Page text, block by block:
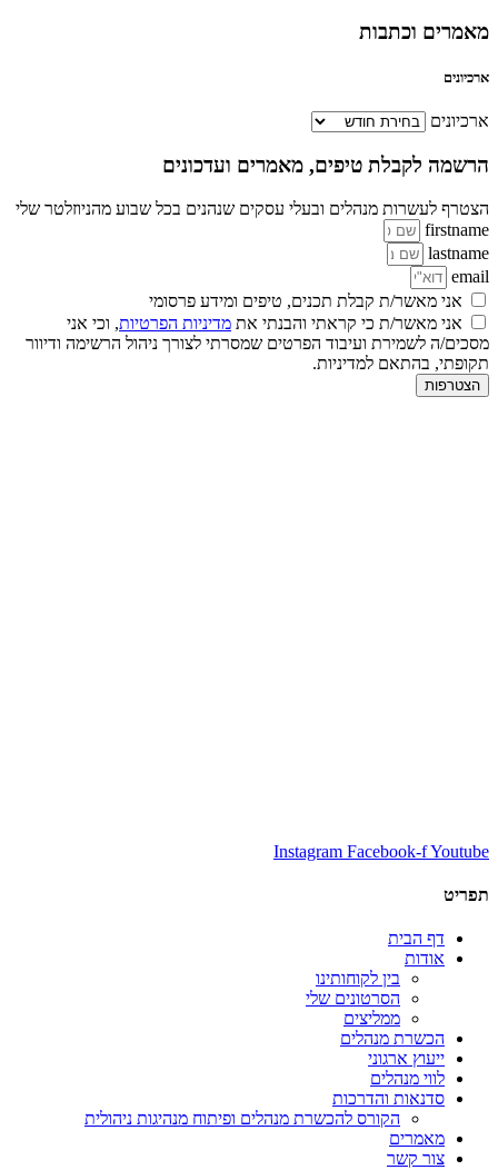
מאמרים וכתבות
ארכיונים
ארכיונים
הרשמה לקבלת טיפים, מאמרים ועדכונים
הצטרף לעשרות מנהלים ובעלי עסקים שנהנים בכל שבוע מהניוזלטר שלי
firstname
lastname
email
אני מאשר/ת קבלת תכנים, טיפים ומידע פרסומי
אני מאשר/ת כי קראתי והבנתי את מדיניות הפרטיות, וכי אני
מסכים/ה לשמירת ועיבוד הפרטים שמסרתי לצורך ניהול הרשימה ודיוור
תקופתי, בהתאם למדיניות.
הצטרפות
Instagram Facebook-fYoutube
תפריט
דף הבית
אודות
בין לקוחותינו
הסרטונים שלי
ממליצים
הכשרת מנהלים
ייעוץ ארגוני
לווי מנהלים
סדנאות והדרכות
הקורס להכשרת מנהלים ופיתוח מנהיגות ניהולית
מאמרים
צור קשר